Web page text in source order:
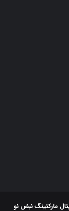
مارکتینگ نبض نو